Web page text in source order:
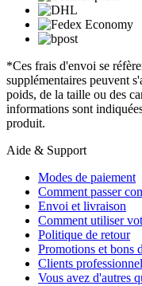
*Ces frais d'envoi se
supplémentaires peuvent
poids, de la taille ou des
informations sont
produit.
Aide & Support
Modes de paiement
Comment passer
Envoi et livraison
Comment utiliser
Politique de retour
Promotions et bons
Clients
Vous avez d'autres